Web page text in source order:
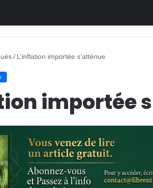
/ L’inflation importée s’atténue
importée